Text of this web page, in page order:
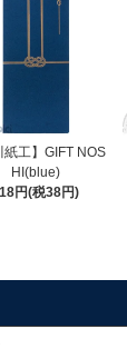
紙工】GIFT NOS
HI(blue)
円(税38円)